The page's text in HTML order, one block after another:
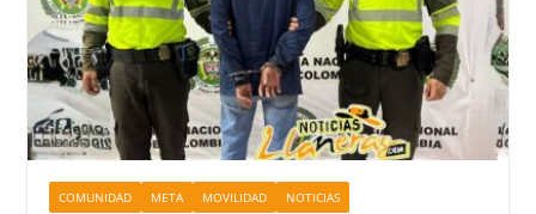
COMUNIDAD META MOVILIDAD NOTICIAS